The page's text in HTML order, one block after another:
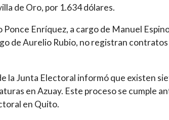
de Oro, por 1.634 dólares.
Ponce Enríquez, a cargo de Manuel
de Aurelio Rubio, no registran contratos
la Junta Electoral informó que existen
en Azuay. Este proceso se cumple
en Quito.